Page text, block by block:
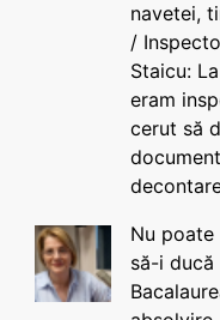
navetei,
/
Staicu:
eram
cerut să
Nu
să-i